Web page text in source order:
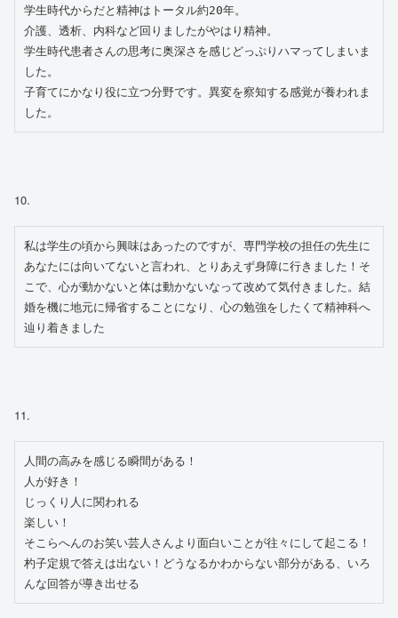
学生時代からだと精神はトータル約20年。
介護、透析、内科など回りましたがやはり精神。
学生時代患者さんの思考に奥深さを感じどっぷりハマってしまいま
した。
子育てにかなり役に立つ分野です。異変を察知する感覚が養われま
した。
10.
私は学生の頃から興味はあったのですが、専門学校の担任の先生に
あなたには向いてないと言われ、とりあえず身障に行きました！そ
こで、心が動かないと体は動かないなって改めて気付きました。結
婚を機に地元に帰省することになり、心の勉強をしたくて精神科へ
辿り着きました
11.
人間の高みを感じる瞬間がある！
人が好き！
じっくり人に関われる
楽しい！
そこらへんのお笑い芸人さんより面白いことが往々にして起こる！
杓子定規で答えは出ない！どうなるかわからない部分がある、いろ
んな回答が導き出せる